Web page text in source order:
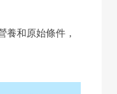
養和原始條件，